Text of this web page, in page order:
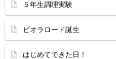
５年生調理実験
ビオラロード誕生
はじめてできた日！